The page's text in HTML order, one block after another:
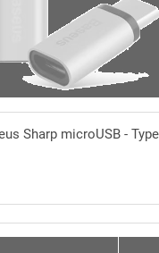
Sharp microUSB -